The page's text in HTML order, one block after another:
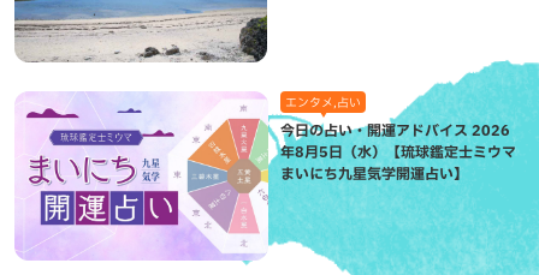
エンタメ,占い
今日の占い・開運アドバイス 2026
年8月5日（水）【琉球鑑定士ミウマ
まいにち九星気学開運占い】